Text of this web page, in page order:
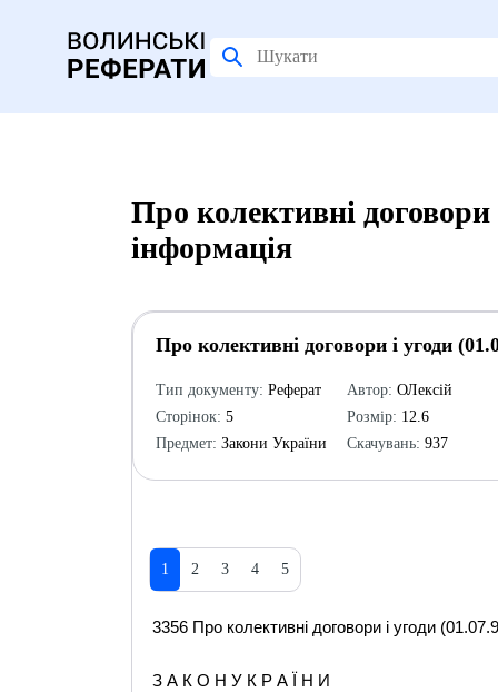
Про колективні договори
інформація
Про колективні договори і угоди
Тип документу: Реферат
Сторінок: 5
Предмет: Закони України
Автор: ОЛексій
Розмір: 12.6
Скачувань: 937
1 2 3 4 5
3356 Про колективні договори і угоди
З А К О Н У К Р А Ї Н И